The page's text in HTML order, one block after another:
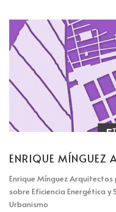
ENRIQUE MÍNGUEZ
Enrique Mínguez Arquitectos
sobre Eficiencia Energética
Urbanismo